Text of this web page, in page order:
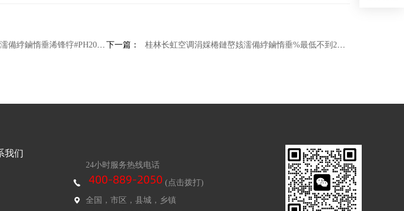
空调价格故障代码的含义及其解决方法 下一篇： 桂林长虹空调涓婇棬鏈嶅姟濡備綍鏀惰垂%最低不到2千元 热门一匹空调推荐
我们
24小时服务热线电话
(点击拨打)
全国，市区，县城，乡镇